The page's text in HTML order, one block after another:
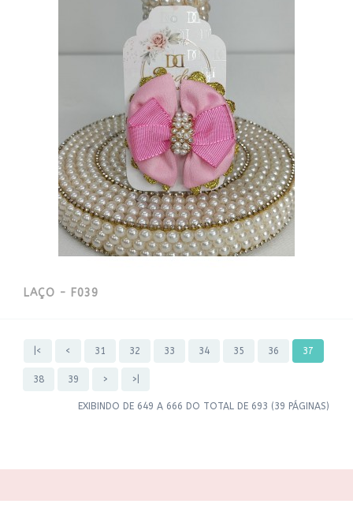
LAÇO - F039
|< < 31 32 33 34 35 36 37
38 39 > >|
EXIBINDO DE 649 A 666 DO TOTAL DE 693 (39 PÁGINAS)